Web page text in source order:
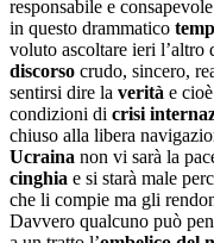
responsabile e
in questo drammatico
voluto ascoltare ieri l’altro
discorso crudo, sincero,
sentirsi dire la verità e
condizioni di crisi
chiuso alla libera
Ucraina non vi sarà la
cinghia e si starà male
che li compie ma gli
Davvero qualcuno può